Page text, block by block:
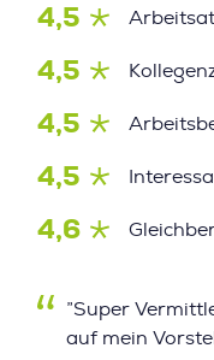
4,5
4,5
4,5
4,5
4,6
”Super
auf mein